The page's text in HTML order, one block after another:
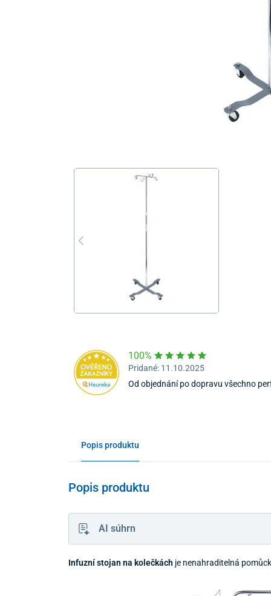
100%
Pridané: 11.10.2025
Od objednání po dopravu všechno
Popis produktu
Popis produktu
AI súhrn
Infuzní stojan na kolečkách je nenahraditelná